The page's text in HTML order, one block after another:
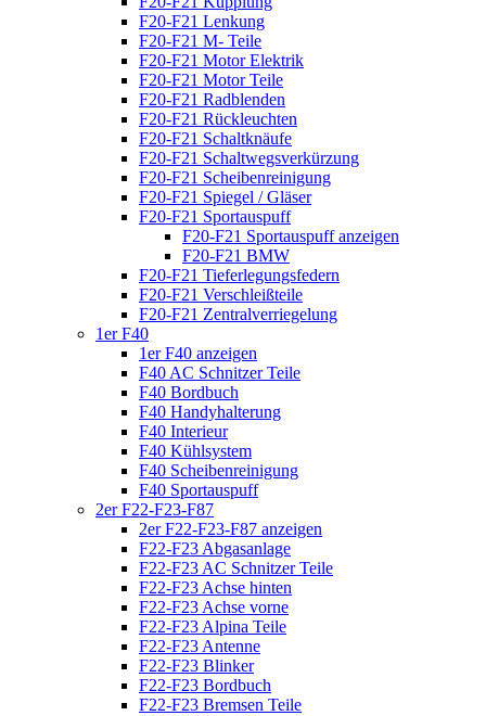
F20-F21 Lenkung
F20-F21 M- Teile
F20-F21 Motor Elektrik
F20-F21 Motor Teile
F20-F21 Radblenden
F20-F21 Rückleuchten
F20-F21 Schaltknäufe
F20-F21 Schaltwegsverkürzung
F20-F21 Scheibenreinigung
F20-F21 Spiegel / Gläser
F20-F21 Sportauspuff
F20-F21 Sportauspuff anzeigen
F20-F21 BMW
F20-F21 Tieferlegungsfedern
F20-F21 Verschleißteile
F20-F21 Zentralverriegelung
1er F40
1er F40 anzeigen
F40 AC Schnitzer Teile
F40 Bordbuch
F40 Handyhalterung
F40 Interieur
F40 Kühlsystem
F40 Scheibenreinigung
F40 Sportauspuff
2er F22-F23-F87
2er F22-F23-F87 anzeigen
F22-F23 Abgasanlage
F22-F23 AC Schnitzer Teile
F22-F23 Achse hinten
F22-F23 Achse vorne
F22-F23 Alpina Teile
F22-F23 Antenne
F22-F23 Blinker
F22-F23 Bordbuch
F22-F23 Bremsen Teile